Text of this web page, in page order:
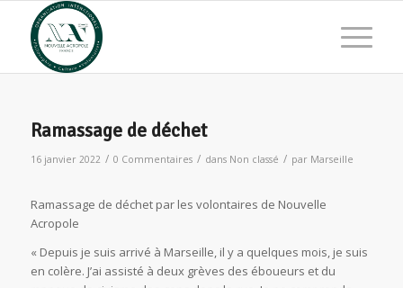
Ramassage de déchet
16 janvier 2022 / 0 Commentaires / dans Non classé / par Marseille
Ramassage de déchet par les volontaires de Nouvelle
Acropole
« Depuis je suis arrivé à Marseille, il y a quelques mois, je suis
en colère. J’ai assisté à deux grèves des éboueurs et du